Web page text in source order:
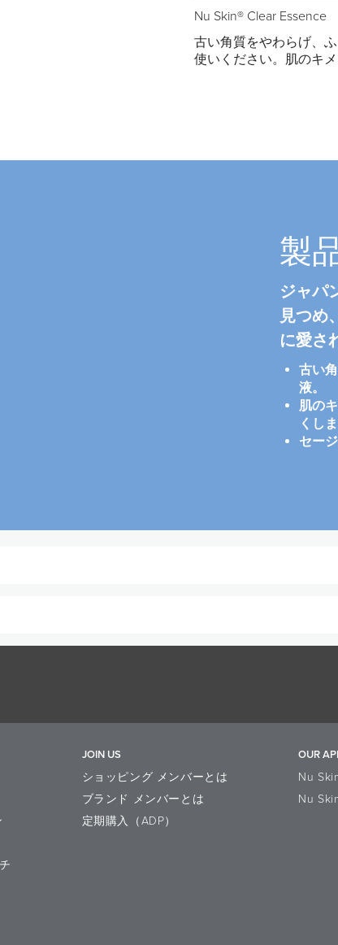
Nu Skin® Clear Essence
古い角質をやわらげ、
使いください。肌のキ
製
ジャパ
見つめ
に愛さ
古い
液。
肌の
くしま
セー
描くように軽く滑らせながら顔全体をふき取ります。 目のまわ
Juice, Citrus Limon (Lemon) Juice, Sodium Sulfite, Actinidia
JOIN US
ショッピング メンバーとは
ブランド メンバーとは
定期購入（ADP）
OUR
Nu
Nu